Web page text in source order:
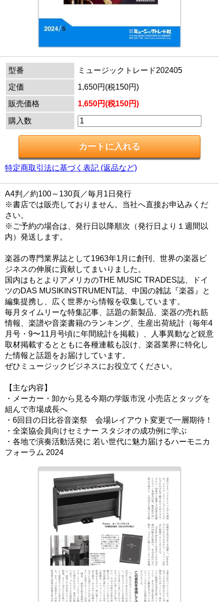
型番
ミュージックトレード202405
定価
1,650円(税150円)
販売価格
1,650円(税150円)
購入数
特定商取引法に基づく表記 (返品など)
A4判／約100～130頁／毎月1日発行
※書店では販売しておりません。当社へ直接お申込みくだ
さい。
※ご予約の場合は、発行日以降順次（発行日より１週間以
内）発送します。
楽器の専門業界誌として1963年1月に創刊、世界の楽器ビ
ジネスの伸展に貢献してまいりました。
国内はもとよりアメリカのTHE MUSIC TRADES誌、ドイ
ツのDAS MUSIKINSTRUMENT誌、中国の雑誌『楽器』と
編集提携し、広く世界から情報を収集しています。
毎月タイムリーな特集記事、話題の新製品、楽器の売れ筋
情報、楽譜や音楽書籍のランキング、生産出荷統計（毎年4
月号・9〜11月号頃に年間統計を掲載）、人事異動など鋭意
取材掲載するとともに各種連載も設け、楽器業界に特化し
た情報と話題をお届けしています。
ぜひミュージックビジネスにお役立てください。
【主な内容】
・メーカー・卸から見る今期の学販市況 小売店とタッグを
組んで市場成長へ
・6回目の日比谷音楽祭 会場レイアウト変更で一層期待！
・全楽協会員向けセミナー スタジオの成功例に学ぶ
・各地で演奏活動活発に 若い世代に魅力届けるハーモニカ
フォーラム 2024